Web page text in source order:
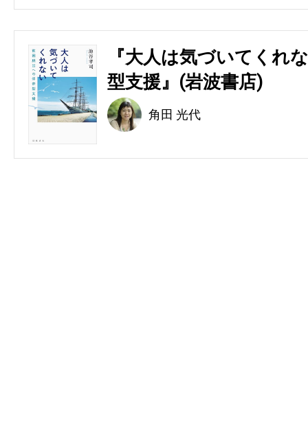
『大人は気づいてくれ
型支援』(岩波書店)
角田 光代